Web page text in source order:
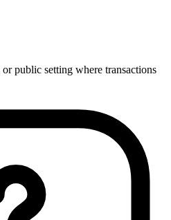
public setting where transactions